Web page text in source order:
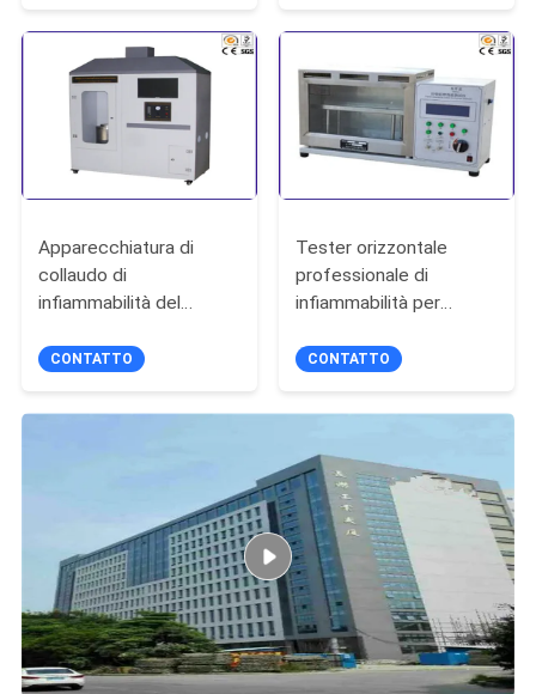
Apparecchiatura di
collaudo di
infiammabilità del
plastica del test di
combustione
CONTATTO
Tester orizzontale
professionale di
infiammabilità per
della schiuma plastica
CONTATTO